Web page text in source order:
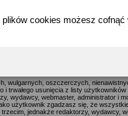
cookies możesz
usuwanie wszelkich uznawanych za
na tym forum i stronie Optyczne.pl
i nie ponoszą oni za te treści
wulgarnych, oszczerczych,
trwałego usunięcia z listy
wydawcy, webmaster, administrator i
użytkownik zgadzasz się, że
jednakże redaktorzy, wydawcy,